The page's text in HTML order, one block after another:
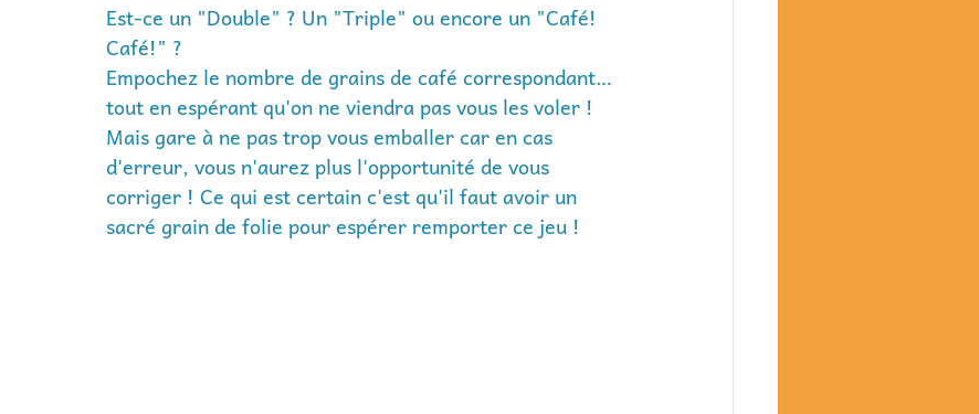
Est-ce un "Double" ? Un "Triple" ou encore un "Café!
Café!" ?
Empochez le nombre de grains de café correspondant…
tout en espérant qu'on ne viendra pas vous les voler !
Mais gare à ne pas trop vous emballer car en cas
d'erreur, vous n'aurez plus l'opportunité de vous
corriger ! Ce qui est certain c'est qu'il faut avoir un
sacré grain de folie pour espérer remporter ce jeu !